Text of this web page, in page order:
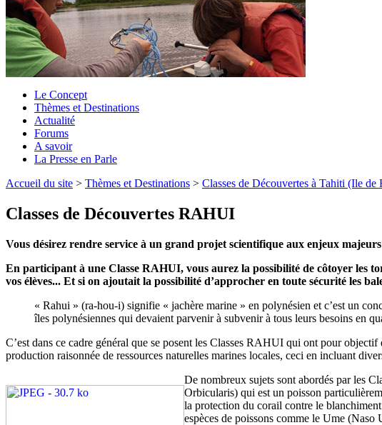
Le Concept
Thèmes et Destinations
Actualité
Forums
A savoir
La Presse en Parle
Accueil du site > Thèmes et Destinations > Classes de Découvertes à Tahiti (Ile de
Classes de Découvertes RAHUI
Vous désirez rendre service à un grand projet scientifique aux enjeux
En participant à une Classe RAHUI, vous aurez la possibilité de côtoyer les
vos élèves... Et si on ajoutait la possibilité d’approcher en toute sécurité les
« Rahui » (ra-hou-i) signifie « jachère marine » en polynésien et c’est un
îles polynésiennes qui devaient parvenir à subvenir à tous leurs besoins en
C’est dans ce cadre général que se posent les Classes RAHUI qui ont pour
production raisonnée de ressources naturelles marines locales, ceci en incluant
De nombreux sujets sont abordés par les
Orbicularis) qui est un poisson
la protection du corail contre le
espèces de poissons comme le Ume (Naso